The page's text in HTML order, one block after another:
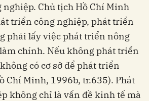
Chủ tịch Hồ Chí Minh
triển công nghiệp, phát triển
phải lấy việc phát triển nông
chính. Nếu không phát triển
có cơ sở để phát triển
Chí Minh, 1996b, tr.635). Phát
không chỉ là vấn đề kinh tế mà